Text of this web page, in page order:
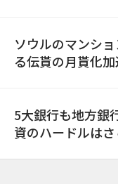
ソウルのマンシ
る伝貰の月貰化
5大銀行も地方銀
資のハードルはさ